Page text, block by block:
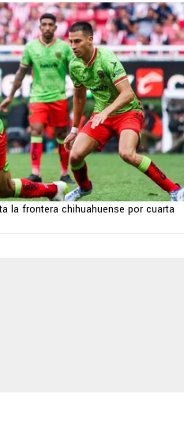
la frontera chihuahuense por cuarta